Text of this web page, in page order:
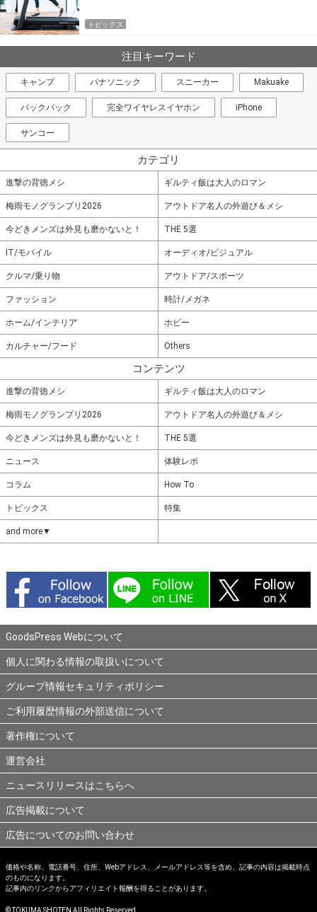
トピックス
注目キーワード
キャンプ パナソニック スニーカー Makuake
バックパック 完全ワイヤレスイヤホン iPhone
サンコー
カテゴリ
進撃の背徳メシ ギルティ飯は大人のロマン
梅雨モノグランプリ2026 アウトドア名人の外遊び＆メシ
今どきメンズは外見も磨かないと！ THE 5選
IT/モバイル オーディオ/ビジュアル
クルマ/乗り物 アウトドア/スポーツ
ファッション 時計/メガネ
ホーム/インテリア ホビー
カルチャー/フード Others
コンテンツ
進撃の背徳メシ ギルティ飯は大人のロマン
梅雨モノグランプリ2026 アウトドア名人の外遊び＆メシ
今どきメンズは外見も磨かないと！ THE 5選
ニュース 体験レポ
コラム How To
トピックス 特集
and more▼
GoodsPress Webについて
個人に関わる情報の取扱いについて
グループ情報セキュリティポリシー
ご利用履歴情報の外部送信について
著作権について
運営会社
ニュースリリースはこちらへ
広告掲載について
広告についてのお問い合わせ
価格や名称、電話番号、住所、Webアドレス、メールアドレス等を含め、記事の内容は掲載時点
のものになります。
記事内のリンクからアフィリエイト報酬を得ることがあります。
© TOKUMA SHOTEN All Rights Reserved.